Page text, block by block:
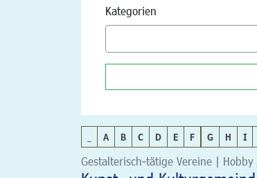
Kategorien
A B C D E F G H I
Gestalterisch-tätige Vereine |